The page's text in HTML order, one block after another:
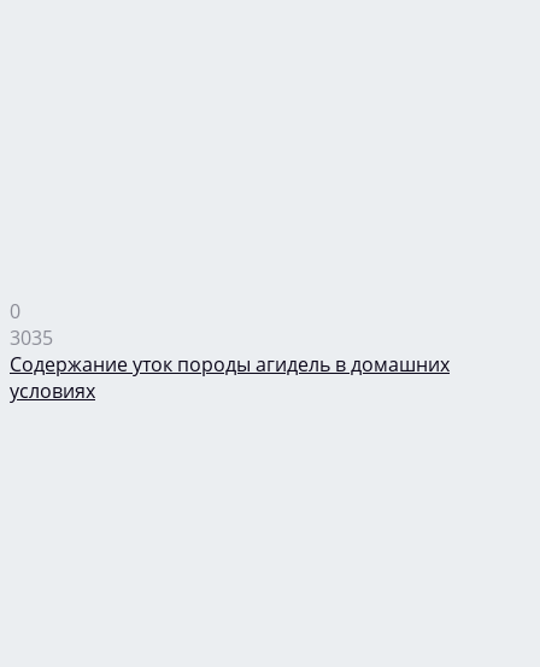
0
3035
Содержание уток породы агидель в домашних
условиях